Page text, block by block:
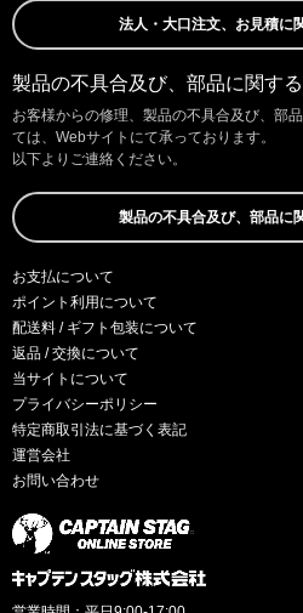
法人・大口注文、お見積に
製品の不具合及び、部品に関す
お客様からの修理、製品の不具合及び、部
ては、Webサイトにて承っております。
以下よりご連絡ください。
製品の不具合及び、部品に
お支払について
ポイント利用について
配送料 / ギフト包装について
返品 / 交換について
当サイトについて
プライバシーポリシー
特定商取引法に基づく表記
運営会社
お問い合わせ